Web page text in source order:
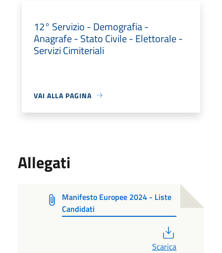
12° Servizio - Demografia -
Anagrafe - Stato Civile - Elettorale -
Servizi Cimiteriali
VAI ALLA PAGINA
Allegati
Manifesto Europee 2024 - Liste
Candidati
Scarica